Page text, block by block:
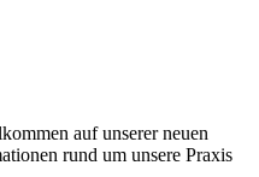
auf unserer neuen
rund um unsere Praxis